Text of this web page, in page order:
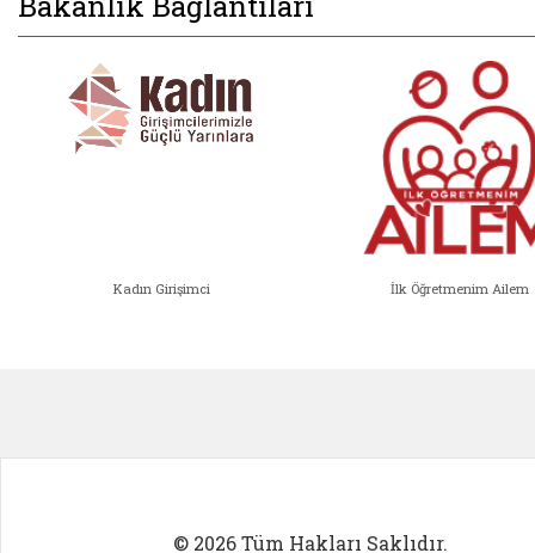
Kadın Girişimci İlk Öğretmenim Ailem
© 2026 Tüm Hakları Saklıdır.